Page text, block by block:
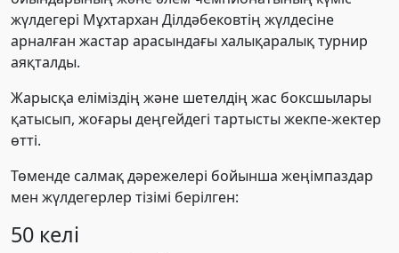
жүлдегері Мұхтархан Ділдәбековтің жүлдесіне
арналған жастар арасындағы халықаралық турнир
аяқталды.
Жарысқа еліміздің және шетелдің жас боксшылары
қатысып, жоғары деңгейдегі тартысты жекпе-жектер
өтті.
Төменде салмақ дәрежелері бойынша жеңімпаздар
мен жүлдегерлер тізімі берілген:
50 келі